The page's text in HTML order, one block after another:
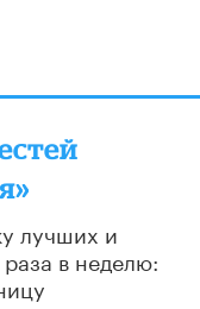
лучших и
раза в неделю: